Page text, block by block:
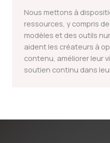
Nous mettons à
ressources, y compris
modèles et des outils
aident les créateurs à
contenu, améliorer leur
soutien continu dans